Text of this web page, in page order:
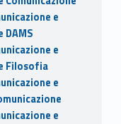
e
e
Filosofia
e
e